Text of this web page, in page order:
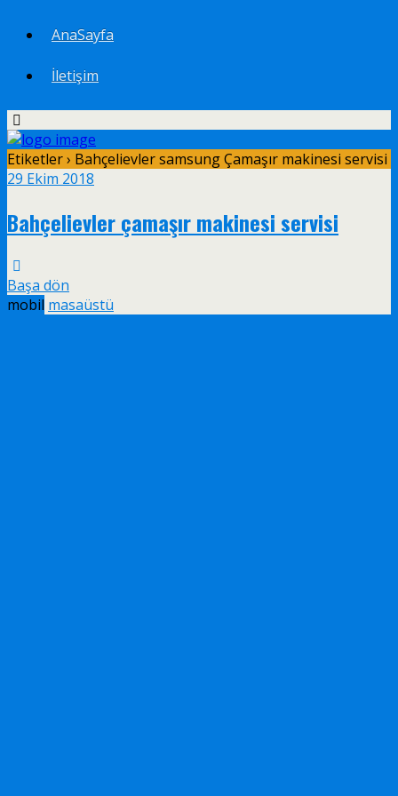
AnaSayfa
İletişim
Etiketler › Bahçelievler samsung Çamaşır makinesi servisi
29 Ekim 2018
Bahçelievler çamaşır makinesi servisi
Başa dön
mobil masaüstü